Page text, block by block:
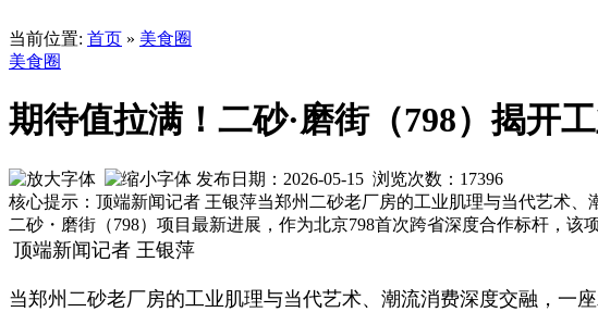
当前位置: 首页 » 美食圈
美食圈
期待值拉满！二砂·磨街（798）揭开
发布日期：2026-05-15 浏览次数： 17396
核心提示：顶端新闻记者 王银萍当郑州二砂老厂房的工业肌理与当代艺术
二砂・磨街（798）项目最新进展，作为北京798首次跨省深度合作标杆，该
顶端新闻记者 王银萍
当郑州二砂老厂房的工业肌理与当代艺术、潮流消费深度交融，一